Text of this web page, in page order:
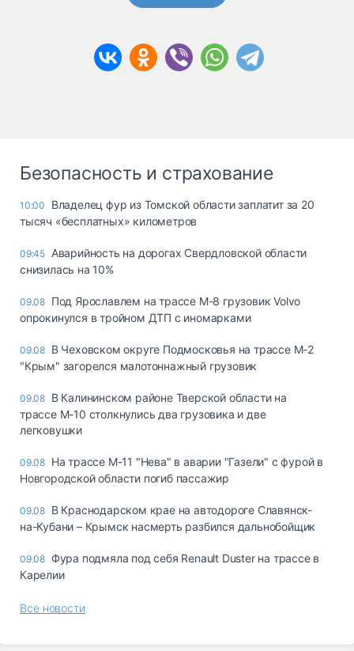
Безопасность и страхование
10:00
Владелец фур из Томской области заплатит за 20
тысяч «бесплатных» километров
09:45 Аварийность на дорогах Свердловской области
снизилась на 10%
09.08 Под Ярославлем на трассе М-8 грузовик Volvo
опрокинулся в тройном ДТП с иномарками
09.08 В Чеховском округе Подмосковья на трассе М-2
"Крым" загорелся малотоннажный грузовик
09.08 В Калининском районе Тверской области на
трассе М-10 столкнулись два грузовика и две
легковушки
09.08 На трассе М-11 "Нева" в аварии "Газели" с фурой в
Новгородской области погиб пассажир
09.08 В Краснодарском крае на автодороге Славянск-
на-Кубани – Крымск насмерть разбился дальнобойщик
09.08 Фура подмяла под себя Renault Duster на трассе в
Карелии
Все новости